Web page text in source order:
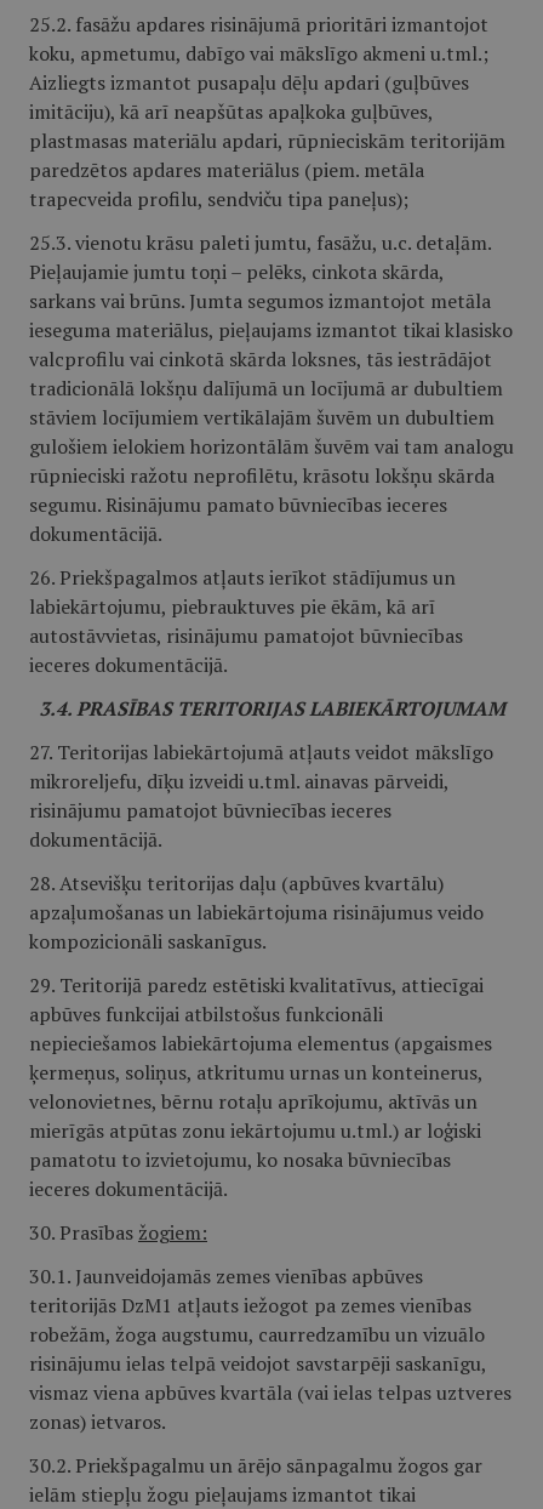
25.2. fasāžu apdares risinājumā prioritāri izmantojot
koku, apmetumu, dabīgo vai mākslīgo akmeni u.tml.;
Aizliegts izmantot pusapaļu dēļu apdari (guļbūves
imitāciju), kā arī neapšūtas apaļkoka guļbūves,
plastmasas materiālu apdari, rūpnieciskām teritorijām
paredzētos apdares materiālus (piem. metāla
trapecveida profilu, sendviču tipa paneļus);
25.3. vienotu krāsu paleti jumtu, fasāžu, u.c. detaļām.
Pieļaujamie jumtu toņi – pelēks, cinkota skārda,
sarkans vai brūns. Jumta segumos izmantojot metāla
ieseguma materiālus, pieļaujams izmantot tikai klasisko
valcprofilu vai cinkotā skārda loksnes, tās iestrādājot
tradicionālā lokšņu dalījumā un locījumā ar dubultiem
stāviem locījumiem vertikālajām šuvēm un dubultiem
gulošiem ielokiem horizontālām šuvēm vai tam analogu
rūpnieciski ražotu neprofilētu, krāsotu lokšņu skārda
segumu. Risinājumu pamato būvniecības ieceres
dokumentācijā.
26. Priekšpagalmos atļauts ierīkot stādījumus un
labiekārtojumu, piebrauktuves pie ēkām, kā arī
autostāvvietas, risinājumu pamatojot būvniecības
ieceres dokumentācijā.
3.4. PRASĪBAS TERITORIJAS LABIEKĀRTOJUMAM
27. Teritorijas labiekārtojumā atļauts veidot mākslīgo
mikroreljefu, dīķu izveidi u.tml. ainavas pārveidi,
risinājumu pamatojot būvniecības ieceres
dokumentācijā.
28. Atsevišķu teritorijas daļu (apbūves kvartālu)
apzaļumošanas un labiekārtojuma risinājumus veido
kompozicionāli saskanīgus.
29. Teritorijā paredz estētiski kvalitatīvus, attiecīgai
apbūves funkcijai atbilstošus funkcionāli
nepieciešamos labiekārtojuma elementus (apgaismes
ķermeņus, soliņus, atkritumu urnas un konteinerus,
velonovietnes, bērnu rotaļu aprīkojumu, aktīvās un
mierīgās atpūtas zonu iekārtojumu u.tml.) ar loģiski
pamatotu to izvietojumu, ko nosaka būvniecības
ieceres dokumentācijā.
30. Prasības žogiem:
30.1. Jaunveidojamās zemes vienības apbūves
teritorijās DzM1 atļauts iežogot pa zemes vienības
robežām, žoga augstumu, caurredzamību un vizuālo
risinājumu ielas telpā veidojot savstarpēji saskanīgu,
vismaz viena apbūves kvartāla (vai ielas telpas uztveres
zonas) ietvaros.
30.2. Priekšpagalmu un ārējo sānpagalmu žogos gar
ielām stiepļu žogu pieļaujams izmantot tikai